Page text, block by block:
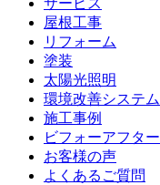
サービス
屋根工事
リフォーム
塗装
太陽光照明
環境改善システム
施工事例
ビフォーアフター
お客様の声
よくあるご質問